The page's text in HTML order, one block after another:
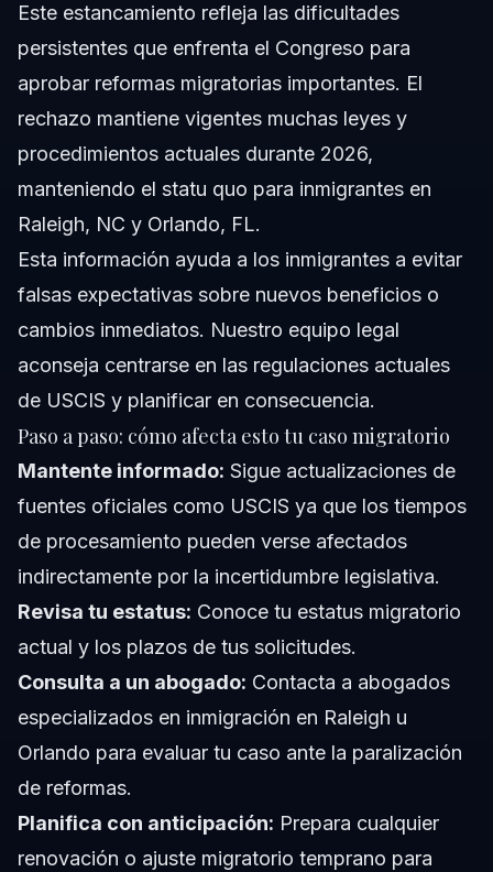
Este estancamiento refleja las dificultades
persistentes que enfrenta el Congreso para
aprobar reformas migratorias importantes. El
rechazo mantiene vigentes muchas leyes y
procedimientos actuales durante 2026,
manteniendo el statu quo para inmigrantes en
Raleigh, NC y Orlando, FL.
Esta información ayuda a los inmigrantes a evitar
falsas expectativas sobre nuevos beneficios o
cambios inmediatos. Nuestro equipo legal
aconseja centrarse en las regulaciones actuales
de USCIS y planificar en consecuencia.
Paso a paso: cómo afecta esto tu caso migratorio
Mantente informado: Sigue actualizaciones de
fuentes oficiales como USCIS ya que los tiempos
de procesamiento pueden verse afectados
indirectamente por la incertidumbre legislativa.
Revisa tu estatus: Conoce tu estatus migratorio
actual y los plazos de tus solicitudes.
Consulta a un abogado: Contacta a abogados
especializados en inmigración en Raleigh u
Orlando para evaluar tu caso ante la paralización
de reformas.
Planifica con anticipación: Prepara cualquier
renovación o ajuste migratorio temprano para